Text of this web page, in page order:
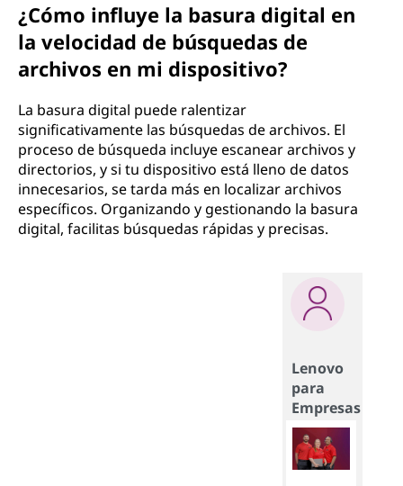
¿Cómo influye la basura digital en
la velocidad de búsquedas de
archivos en mi dispositivo?
La basura digital puede ralentizar
significativamente las búsquedas de archivos. El
proceso de búsqueda incluye escanear archivos y
directorios, y si tu dispositivo está lleno de datos
innecesarios, se tarda más en localizar archivos
específicos. Organizando y gestionando la basura
digital, facilitas búsquedas rápidas y precisas.
Lenovo
para
Empresas